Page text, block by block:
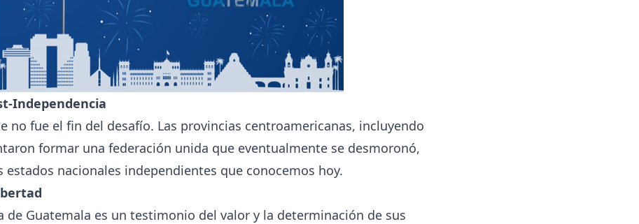
Independencia
no fue el fin del desafío. Las provincias centroamericanas, incluyendo
formar una federación unida que eventualmente se desmoronó,
estados nacionales independientes que conocemos hoy.
de Guatemala es un testimonio del valor y la determinación de sus